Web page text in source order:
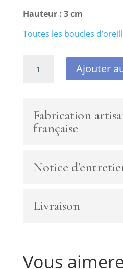
Hauteur : 3 cm
Toutes les boucles
amazonite
Ajouter
Fabrication
française
Notice
Livraison
Vous